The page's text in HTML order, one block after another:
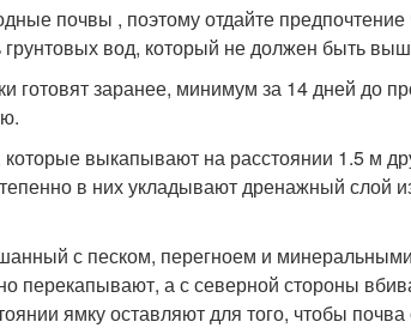
почвы , поэтому отдайте предпочтение
вод, который не должен быть
готовят заранее, минимум за 14 дней до
выкапывают на расстоянии 1.5 м
в них укладывают дренажный слой
с песком, перегноем и
перекапывают, а с северной стороны
ямку оставляют для того, чтобы почва